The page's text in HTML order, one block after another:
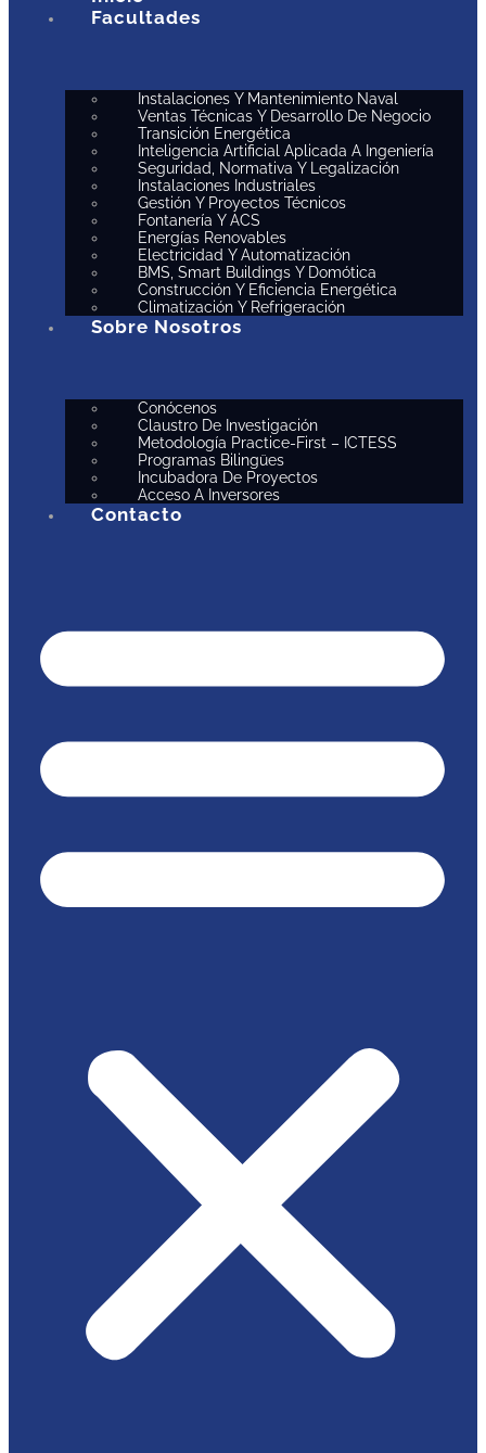
Facultades
Instalaciones Y Mantenimiento Naval
Ventas Técnicas Y Desarrollo De Negocio
Transición Energética
Inteligencia Artificial Aplicada A Ingeniería
Seguridad, Normativa Y Legalización
Instalaciones Industriales
Gestión Y Proyectos Técnicos
Fontanería Y ACS
Energías Renovables
Electricidad Y Automatización
BMS, Smart Buildings Y Domótica
Construcción Y Eficiencia Energética
Climatización Y Refrigeración
Sobre Nosotros
Conócenos
Claustro De Investigación
Metodología Practice-First – ICTESS
Programas Bilingües
Incubadora De Proyectos
Acceso A Inversores
Contacto